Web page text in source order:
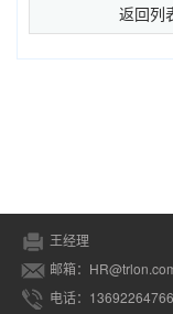
返回列
王经理
邮箱：
电话：13692264766